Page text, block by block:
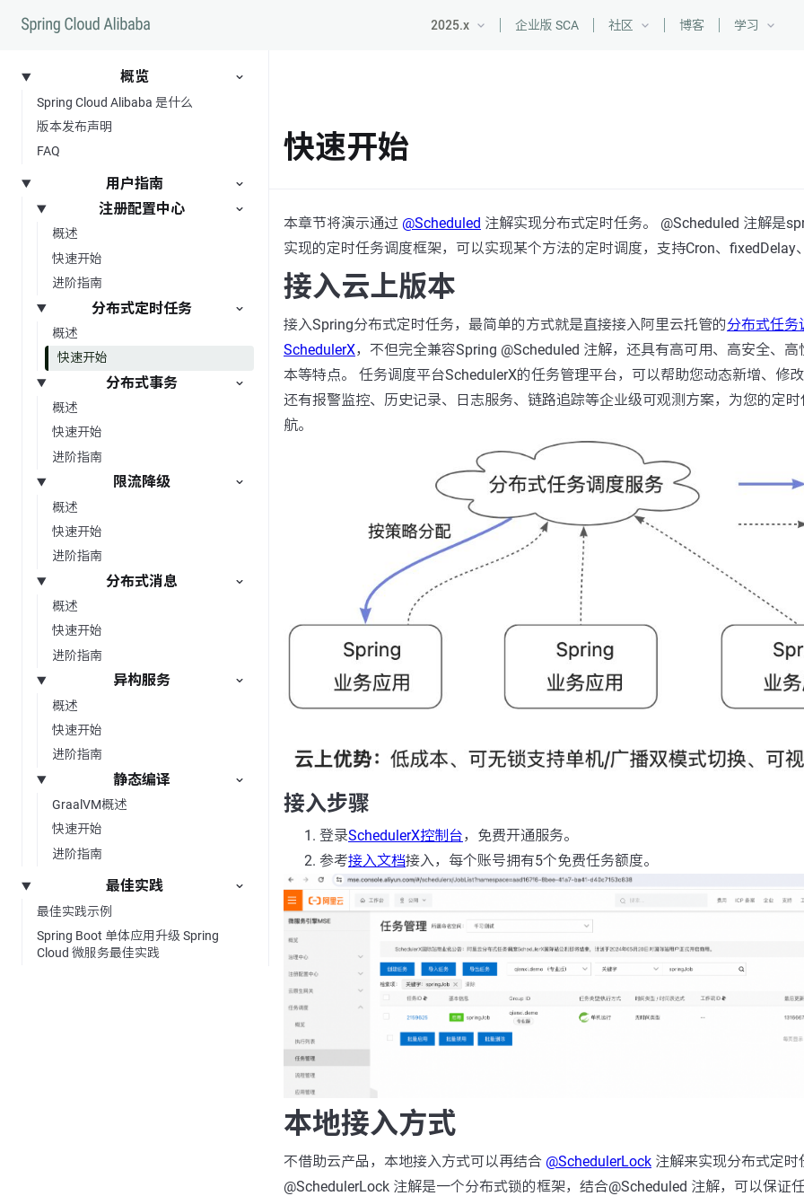
跳转到内容 2025.x 企业版 SCA 社区 博客 学习
概览
Spring Cloud Alibaba 是什么
版本发布声明
FAQ
用户指南
注册配置中心
概述
快速开始
进阶指南
分布式定时任务
概述
快速开始
分布式事务
概述
快速开始
进阶指南
限流降级
概述
快速开始
进阶指南
分布式消息
概述
快速开始
进阶指南
异构服务
概述
快速开始
进阶指南
静态编译
GraalVM概述
快速开始
进阶指南
最佳实践
最佳实践示例
Spring Boot 单体应用升级 Spring
Cloud 微服务最佳实践
快速开始
本章节将演示通过 @Scheduled 注解实现分布式定时任务。 @Scheduled 注解是
实现的定时任务调度框架，可以实现某个方法的定时调度，支持Cron、fixedDelay
接入云上版本
接入Spring分布式定时任务，最简单的方式就是直接接入阿里云托管的分布式任务
SchedulerX，不但完全兼容Spring @Scheduled 注解，还具有高可用、高安全、
本等特点。 任务调度平台SchedulerX的任务管理平台，可以帮助您动态新增、修改
还有报警监控、历史记录、日志服务、链路追踪等企业级可观测方案，为您的定
航。
接入步骤
登录SchedulerX控制台，免费开通服务。
参考接入文档接入，每个账号拥有5个免费任务额度。
本地接入方式
不借助云产品，本地接入方式可以再结合 @SchedulerLock 注解来实现分布式定时
@SchedulerLock 注解是一个分布式锁的框架，结合@Scheduled 注解，可以保证